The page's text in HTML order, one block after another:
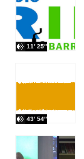
11′ 25″
43′ 54″